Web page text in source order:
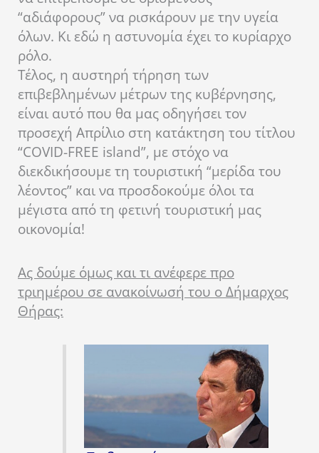
“αδιάφορους” να ρισκάρουν με την υγεία
όλων. Κι εδώ η αστυνομία έχει το κυρίαρχο
ρόλο.
Τέλος, η αυστηρή τήρηση των
επιβεβλημένων μέτρων της κυβέρνησης,
είναι αυτό που θα μας οδηγήσει τον
προσεχή Απρίλιο στη κατάκτηση του τίτλου
“COVID-FREE island”, με στόχο να
διεκδικήσουμε τη τουριστική “μερίδα του
λέοντος” και να προσδοκούμε όλοι τα
μέγιστα από τη φετινή τουριστική μας
οικονομία!
Ας δούμε όμως και τι ανέφερε προ
τριημέρου σε ανακοίνωσή του ο Δήμαρχος
Θήρας: